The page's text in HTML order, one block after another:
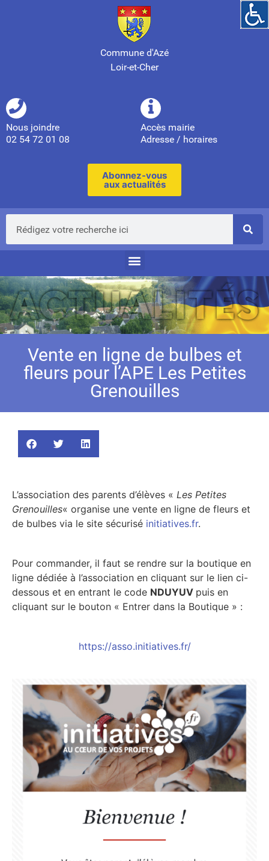
Commune d'Azé
Loir-et-Cher
Nous joindre
02 54 72 01 08
Accès mairie
Adresse / horaires
Abonnez-vous
aux actualités
Vente en ligne de bulbes et
fleurs pour l’APE Les Petites
Grenouilles
L’association des parents d’élèves « Les Petites
Grenouilles« organise une vente en ligne de fleurs et
de bulbes via le site sécurisé initiatives.fr.
Pour commander, il faut se rendre sur la boutique en
ligne dédiée à l’association en cliquant sur le lien ci-
dessous et en entrant le code NDUYUV puis en
cliquant sur le bouton « Entrer dans la Boutique » :
https://asso.initiatives.fr/